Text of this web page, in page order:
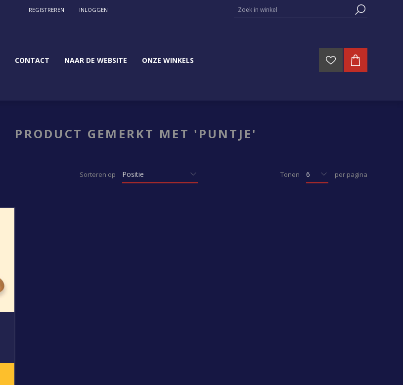
REGISTREREN INLOGGEN
CONTACT NAAR DE WEBSITE ONZE WINKELS
PRODUCT GEMERKT MET 'PUNTJE'
Sorteren op Tonen per pagina